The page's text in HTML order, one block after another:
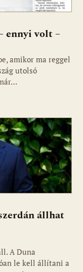
ennyi volt –
amikor ma reggel
utolsó
állhat
A Duna
le kell állítani a